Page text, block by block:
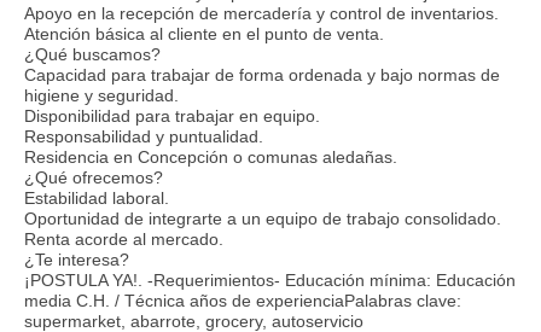
Apoyo en la recepción de mercadería y control de inventarios.
Atención básica al cliente en el punto de venta.
¿Qué buscamos?
Capacidad para trabajar de forma ordenada y bajo normas de
higiene y seguridad.
Disponibilidad para trabajar en equipo.
Responsabilidad y puntualidad.
Residencia en Concepción o comunas aledañas.
¿Qué ofrecemos?
Estabilidad laboral.
Oportunidad de integrarte a un equipo de trabajo consolidado.
Renta acorde al mercado.
¿Te interesa?
¡POSTULA YA!. -Requerimientos- Educación mínima: Educación
media C.H. / Técnica años de experienciaPalabras clave:
supermarket, abarrote, grocery, autoservicio